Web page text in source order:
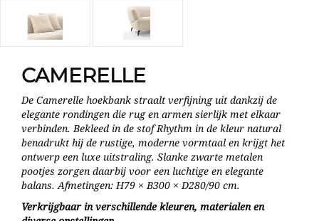
CAMERELLE
De Camerelle hoekbank straalt verfijning uit dankzij de
elegante rondingen die rug en armen sierlijk met elkaar
verbinden. Bekleed in de stof Rhythm in de kleur natural
benadrukt hij de rustige, moderne vormtaal en krijgt het
ontwerp een luxe uitstraling. Slanke zwarte metalen
pootjes zorgen daarbij voor een luchtige en elegante
balans. Afmetingen: H79 × B300 × D280/90 cm.
Verkrijgbaar in verschillende kleuren, materialen en